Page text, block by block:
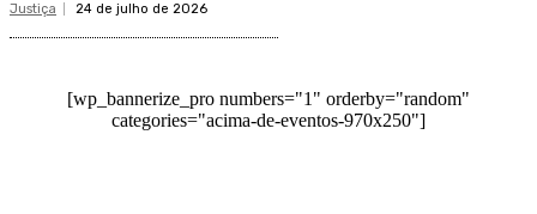
Justiça 24 de julho de 2026
[wp_bannerize_pro numbers="1" orderby="random"
categories="acima-de-eventos-970x250"]